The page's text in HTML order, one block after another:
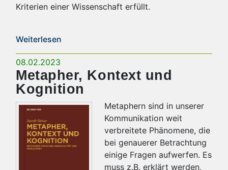
Kriterien einer Wissenschaft erfüllt.
Weiterlesen
08.02.2023
Metapher, Kontext und
Kognition
Metaphern sind in unserer
Kommunikation weit
verbreitete Phänomene, die
bei genauerer Betrachtung
einige Fragen aufwerfen. Es
muss z.B. erklärt werden,